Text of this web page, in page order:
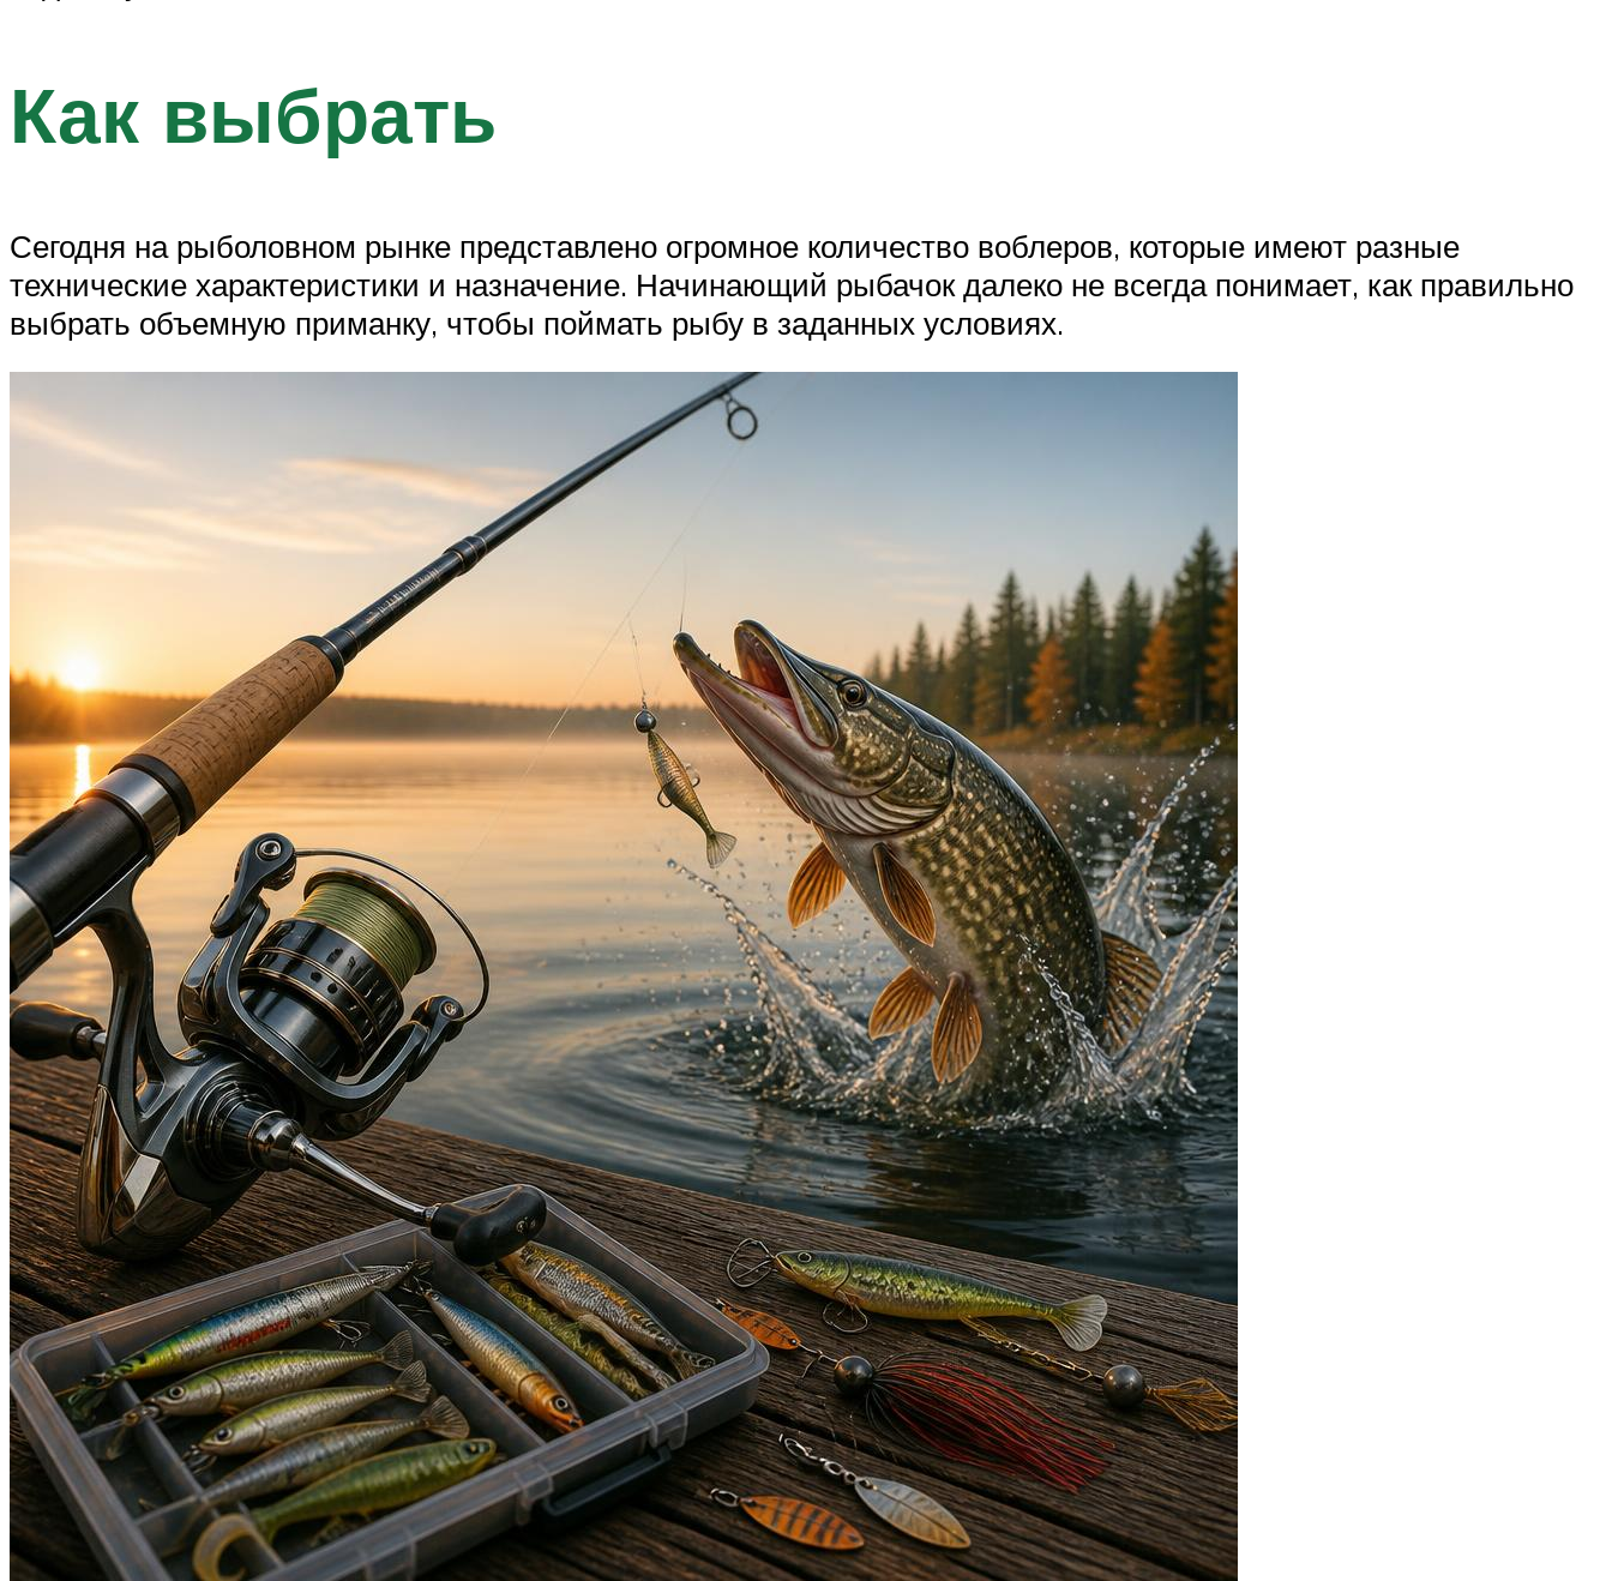
Как выбрать
Сегодня на рыболовном рынке представлено огромное количество воблеров, которые имеют разные
технические характеристики и назначение. Начинающий рыбачок далеко не всегда понимает, как правильно
выбрать объемную приманку, чтобы поймать рыбу в заданных условиях.